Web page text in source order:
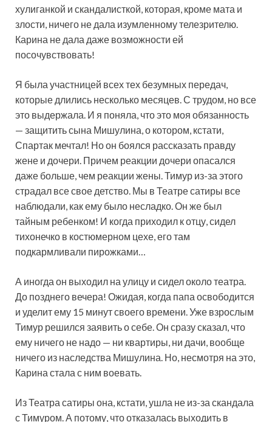
хулиганкой и скандалисткой, которая, кроме мата и
злости, ничего не дала изумленному телезрителю.
Карина не дала даже возможности ей
посочувствовать!
Я была участницей всех тех безумных передач,
которые длились несколько месяцев. С трудом, но все
это выдержала. И я поняла, что это моя обязанность
— защитить сына Мишулина, о котором, кстати,
Спартак мечтал! Но он боялся рассказать правду
жене и дочери. Причем реакции дочери опасался
даже больше, чем реакции жены. Тимур из-за этого
страдал все свое детство. Мы в Театре сатиры все
наблюдали, как ему было несладко. Он же был
тайным ребенком! И когда приходил к отцу, сидел
тихонечко в костюмерном цехе, его там
подкармливали пирожками…
А иногда он выходил на улицу и сидел около театра.
До позднего вечера! Ожидая, когда папа освободится
и уделит ему 15 минут своего времени. Уже взрослым
Тимур решился заявить о себе. Он сразу сказал, что
ему ничего не надо — ни квартиры, ни дачи, вообще
ничего из наследства Мишулина. Но, несмотря на это,
Карина стала с ним воевать.
Из Театра сатиры она, кстати, ушла не из-за скандала
с Тимуром. А потому, что отказалась выходить в